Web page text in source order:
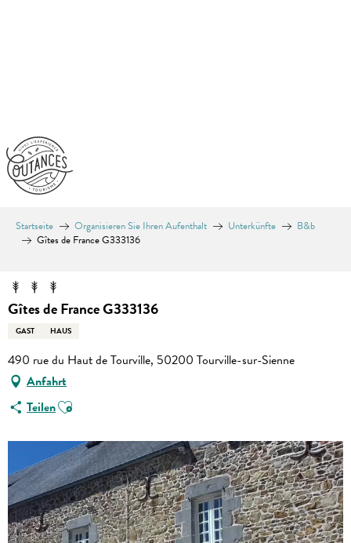
Startseite Organisieren Sie Ihren Aufenthalt Unterkünfte
B&b
Gîtes de France G333136
Gîtes de France G333136
GAST HAUS
490 rue du Haut de Tourville, 50200 Tourville-sur-Sienne
Anfahrt
TeilenAjouter aux favoris